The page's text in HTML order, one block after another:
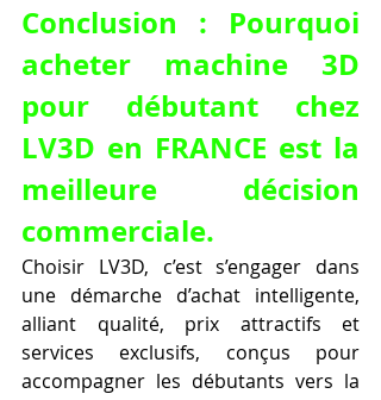
Conclusion : Pourquoi
acheter machine 3D
pour débutant chez
LV3D en FRANCE est la
meilleure décision
commerciale.
Choisir LV3D, c’est s’engager dans
une démarche d’achat intelligente,
alliant qualité, prix attractifs et
services exclusifs, conçus pour
accompagner les débutants vers la